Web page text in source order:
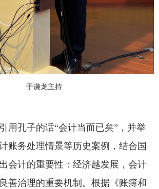
于谦龙主持
用孔子的话“会计当而已矣”，并举
账务处理情景等历史案例，结合国
会计的重要性：经济越发展，会计
善治理的重要机制。根据《账簿和